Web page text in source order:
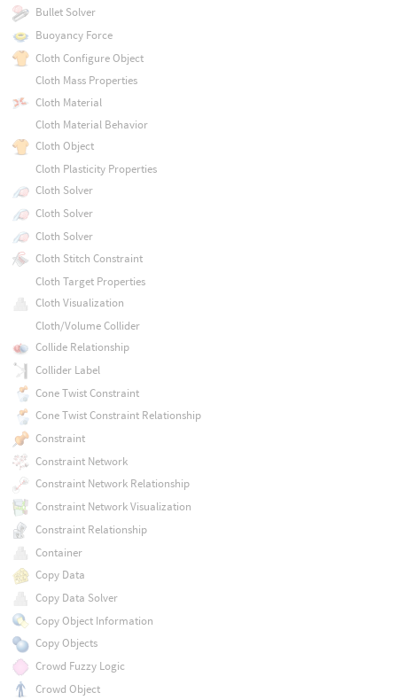
Bullet Solver
Buoyancy Force
Cloth Configure Object
Cloth Mass Properties
Cloth Material
Cloth Material Behavior
Cloth Object
Cloth Plasticity Properties
Cloth Solver
Cloth Solver
Cloth Solver
Cloth Stitch Constraint
Cloth Target Properties
Cloth Visualization
Cloth/Volume Collider
Collide Relationship
Collider Label
Cone Twist Constraint
Cone Twist Constraint Relationship
Constraint
Constraint Network
Constraint Network Relationship
Constraint Network Visualization
Constraint Relationship
Container
Copy Data
Copy Data Solver
Copy Object Information
Copy Objects
Crowd Fuzzy Logic
Crowd Object